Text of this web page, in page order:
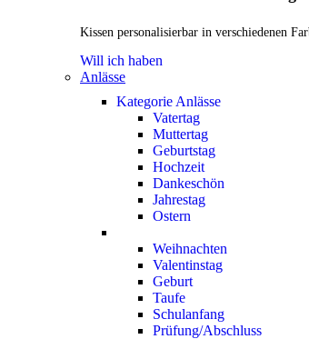
Kissen personalisierbar in verschiedenen
Will ich haben
Anlässe
Kategorie Anlässe
Vatertag
Muttertag
Geburtstag
Hochzeit
Dankeschön
Jahrestag
Ostern
Weihnachten
Valentinstag
Geburt
Taufe
Schulanfang
Prüfung/Abschluss